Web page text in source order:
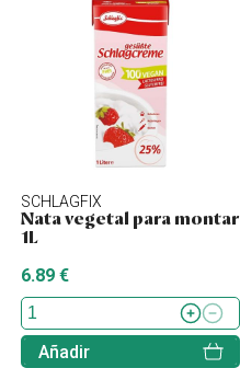
SCHLAGFIX
Nata vegetal para montar
1L
6.89 €
Añadir